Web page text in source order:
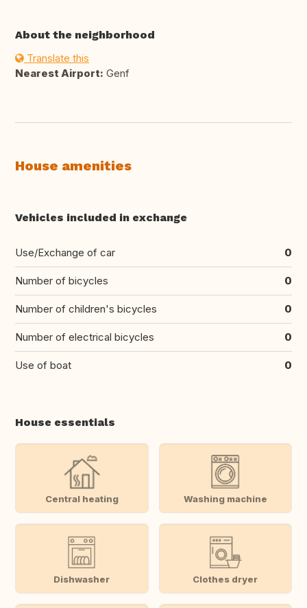
About the neighborhood
Translate this
Nearest Airport: Genf
House amenities
Vehicles included in exchange
Use/Exchange of car 0
Number of bicycles 0
Number of children's bicycles 0
Number of electrical bicycles 0
Use of boat 0
House essentials
Central heating Washing machine
Dishwasher Clothes dryer